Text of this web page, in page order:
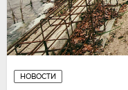
НОВОСТИ